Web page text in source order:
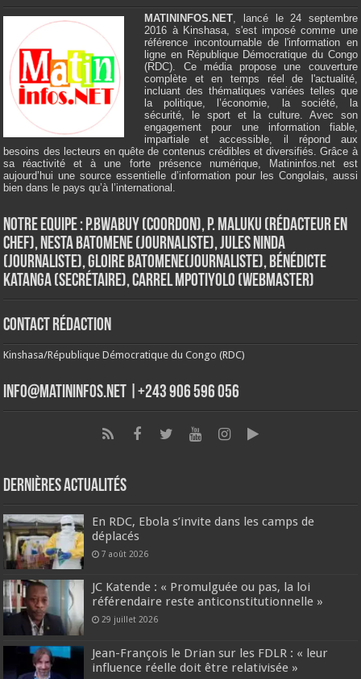
MATININFOS.NET, lancé le 24 septembre
2016 à Kinshasa, s'est imposé comme une
référence incontournable de l'information en
ligne en République Démocratique du Congo
(RDC). Ce média propose une couverture
complète et en temps réel de l'actualité,
incluant des thématiques variées telles que
la politique, l’économie, la société, la
sécurité, le sport et la culture. Avec son
engagement pour une information fiable,
impartiale et accessible, il répond aux
besoins des lecteurs en quête de contenus crédibles et diversifiés. Grâce à
sa réactivité et à une forte présence numérique, Matininfos.net est
aujourd’hui une source essentielle d’information pour les Congolais, aussi
bien dans le pays qu’à l’international.
Notre Equipe : P.Bwabuy (Coordon), P. Maluku (Rédacteur en
Chef), Nesta Batomene (Journaliste), Jules Ninda
(Journaliste), Gloire Batomene(Journaliste), Bénédicte
Katanga (Secrétaire), Carrel Mpotiyolo (Webmaster)
Contact Rédaction
Kinshasa/République Démocratique du Congo (RDC)
info@matininfos.net |+243 906 596 056
Dernières Actualités
En RDC, Ebola s’invite dans les camps de
déplacés
7 août 2026
JC Katende : « Promulguée ou pas, la loi
référendaire reste anticonstitutionnelle »
29 juillet 2026
Jean-François le Drian sur les FDLR : « leur
influence réelle doit être relativisée »